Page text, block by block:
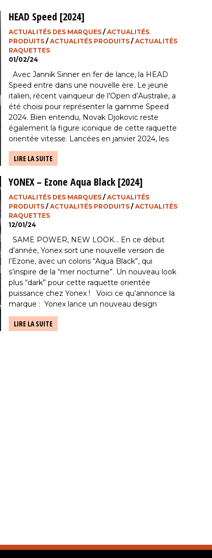
HEAD Speed [2024]
ACTUALITÉS DES MARQUES /ACTUALITÉS
PRODUITS /ACTUALITÉS PRODUITS /ACTUALITÉS
RAQUETTES
01/02/24
Avec Jannik Sinner en fer de lance, la HEAD
Speed entre dans une nouvelle ère. Le jeune
italien, récent vainqueur de l’Open d’Australie, a
été choisi pour représenter la gamme Speed
2024. Bien entendu, Novak Djokovic reste
également la figure iconique de cette raquette
orientée vitesse. Lancées en janvier 2024, les
raquettes SPEED 2024 […]
LIRE LA SUITE
YONEX – Ezone Aqua Black [2024]
ACTUALITÉS DES MARQUES /ACTUALITÉS
PRODUITS /ACTUALITÉS PRODUITS /ACTUALITÉS
RAQUETTES
12/01/24
SAME POWER, NEW LOOK… En ce début
d’année, Yonex sort une nouvelle version de
l’Ezone, avec un coloris “Aqua Black”, qui
s’inspire de la “mer nocturne”. Un nouveau look
plus “dark” pour cette raquette orientée
puissance chez Yonex ! Voici ce qu’annonce la
marque : Yonex lance un nouveau design
“Aqua Night Black” de […]
LIRE LA SUITE